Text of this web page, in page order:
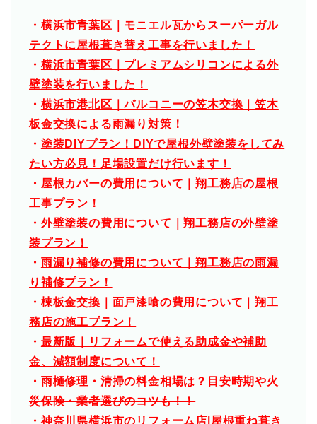
・ 横浜市青葉区｜モニエル瓦からスーパーガル
テクトに屋根葺き替え工事を行いました！
・ 横浜市青葉区｜プレミアムシリコンによる外
壁塗装を行いました！
・ 横浜市港北区｜バルコニーの笠木交換｜笠木
板金交換による雨漏り対策！
・ 塗装DIYプラン！DIYで屋根外壁塗装をしてみ
たい方必見！足場設置だけ行います！
・屋根カバーの費用について｜翔工務店の屋根
工事プラン！
・ 外壁塗装の費用について｜翔工務店の外壁塗
装プラン！
・ 雨漏り補修の費用について｜翔工務店の雨漏
り補修プラン！
・ 棟板金交換｜面戸漆喰の費用について｜翔工
務店の施工プラン！
・ 最新版｜リフォームで使える助成金や補助
金、減額制度について！
・雨樋修理・清掃の料金相場は？目安時期や火
災保険・業者選びのコツも！！
・神奈川県横浜市のリフォーム店|屋根重ね葺き